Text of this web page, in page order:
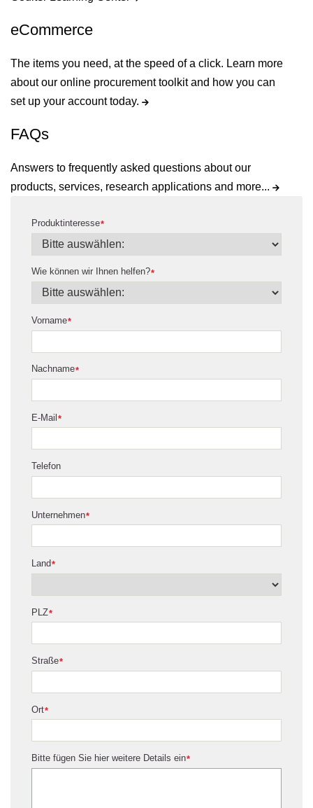
eCommerce
The items you need, at the speed of a click. Learn more
about our online procurement toolkit and how you can
set up your account today.
FAQs
Answers to frequently asked questions about our
products, services, research applications and more...
*
Produktinteresse
*
Wie können wir Ihnen helfen?
*
Vorname
*
Nachname
*
E-Mail
Telefon
*
Unternehmen
*
Land
*
PLZ
*
Straße
*
Ort
*
Bitte fügen Sie hier weitere Details ein